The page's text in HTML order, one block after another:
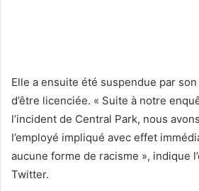
Elle a ensuite été suspendue par
d’être licenciée. « Suite à notre
l’incident de Central Park, nous
l’employé impliqué avec effet
aucune forme de racisme », indique
Twitter.